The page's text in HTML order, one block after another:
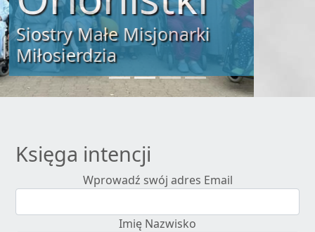
„Tylko miłość zbawi świat”
św. Alojzy Orione
Księga intencji
Wprowadź swój adres Email
Imię Nazwisko